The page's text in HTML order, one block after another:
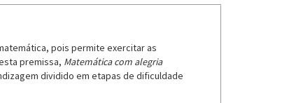
pois permite exercitar as
premissa, Matemática com alegria
dividido em etapas de dificuldade